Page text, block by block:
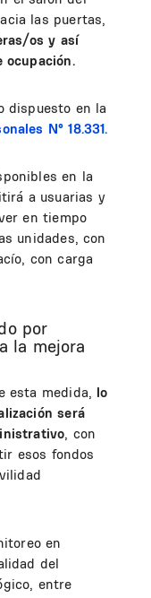
las puertas,
os y así
ocupación.
dispuesto en la
N° 18.331.
en la
a usuarias y
en tiempo
unidades, con
con carga
por
la mejora
esta medida, lo
será
, con
esos fondos
en
del
entre